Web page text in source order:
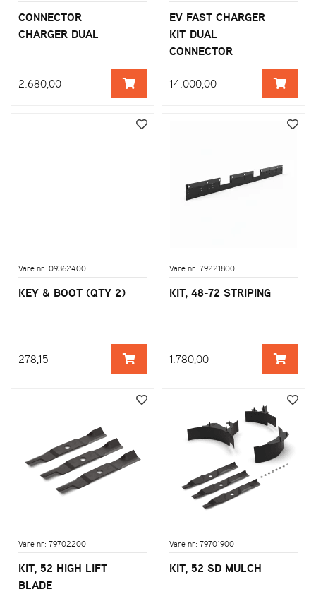
CONNECTOR
CHARGER DUAL
2.680,00
EV FAST CHARGER
KIT-DUAL
CONNECTOR
14.000,00
Vare nr: 09362400
KEY & BOOT (QTY 2)
278,15
Vare nr: 79221800
KIT, 48-72 STRIPING
1.780,00
Vare nr: 79702200
KIT, 52 HIGH LIFT
BLADE
Vare nr: 79701900
KIT, 52 SD MULCH